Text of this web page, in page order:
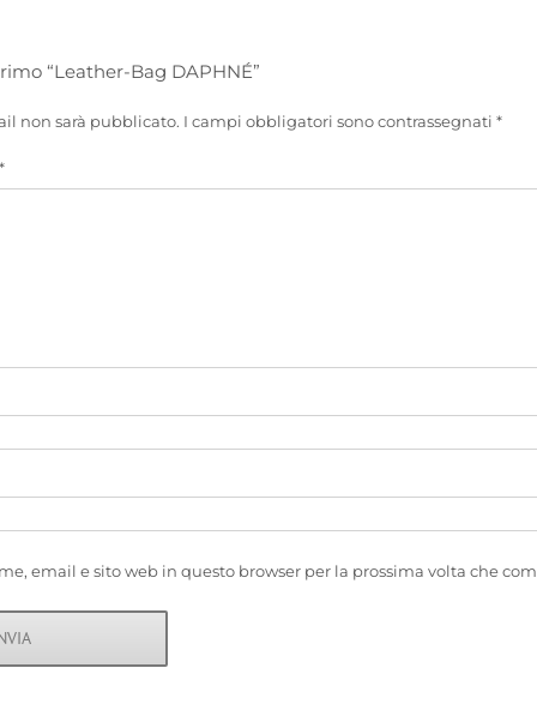
“Leather-Bag DAPHNÉ”
non sarà pubblicato. I campi obbligatori sono contrassegnati *
*
email e sito web in questo browser per la prossima volta che